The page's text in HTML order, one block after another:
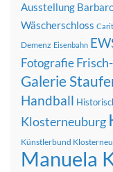
Ausstellung
Wäscherschloss
Demenz Eisenbahn
Fotografie
Galerie
Handball
Klosterneuburg
Künstlerbund
Manuela